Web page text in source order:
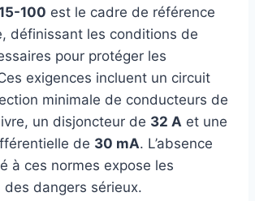
100 est le cadre de référence
définissant les conditions de
pour protéger les
exigences incluent un circuit
minimale de conducteurs de
un disjoncteur de 32 A et une
de 30 mA. L’absence
à ces normes expose les
des dangers sérieux.